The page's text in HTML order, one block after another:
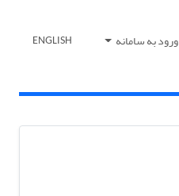
ورود به سامانه ENGLISH